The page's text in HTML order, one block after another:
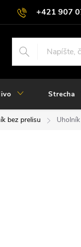
+421 907
Strecha
bez prelisu